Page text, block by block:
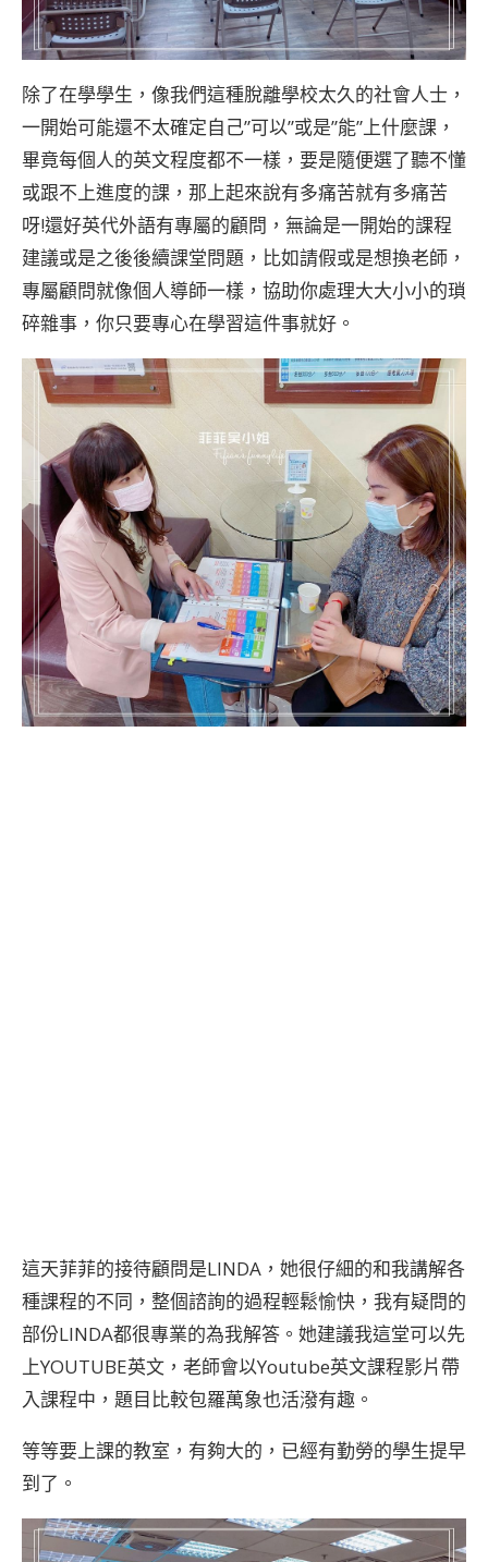
除了在學學生，像我們這種脫離學校太久的社會人士，
一開始可能還不太確定自己”可以”或是”能”上什麼課，
畢竟每個人的英文程度都不一樣，要是隨便選了聽不懂
或跟不上進度的課，那上起來說有多痛苦就有多痛苦
呀!還好英代外語有專屬的顧問，無論是一開始的課程
建議或是之後後續課堂問題，比如請假或是想換老師，
專屬顧問就像個人導師一樣，協助你處理大大小小的瑣
碎雜事，你只要專心在學習這件事就好。
這天菲菲的接待顧問是LINDA，她很仔細的和我講解各
種課程的不同，整個諮詢的過程輕鬆愉快，我有疑問的
部份LINDA都很專業的為我解答。她建議我這堂可以先
上YOUTUBE英文，老師會以Youtube英文課程影片帶
入課程中，題目比較包羅萬象也活潑有趣。
等等要上課的教室，有夠大的，已經有勤勞的學生提早
到了。